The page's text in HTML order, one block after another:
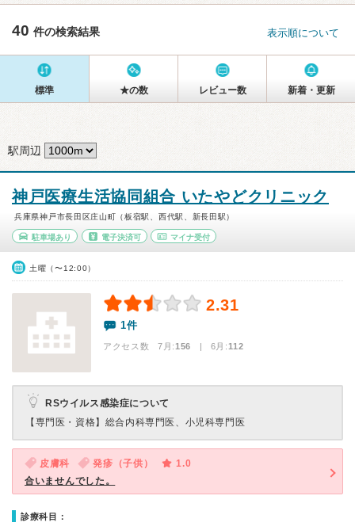
40 件の検索結果 表示順について
標準 ★の数 レビュー数 新着・更新
駅周辺
神戸医療生活協同組合 いたやどクリニック
兵庫県神戸市長田区庄山町（板宿駅、西代駅、新長田駅）
駐車場あり 電子決済可 マイナ受付
土曜（〜12:00）
2.31
1件
アクセス数 7月:156 | 6月:112
RSウイルス感染症について
【専門医・資格】 総合内科専門医、小児科専門医
皮膚科 発疹（子供）
1.0
合いませんでした。
診療科目：